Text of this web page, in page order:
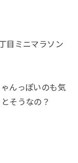
目ミニマラソン
んっぽいのも気
そうなの？